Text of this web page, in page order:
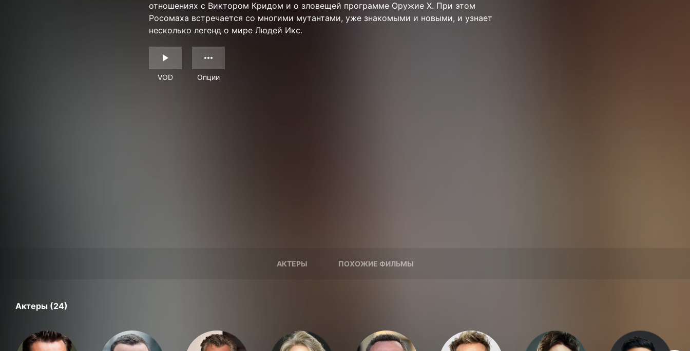
отношениях с Виктором Кридом и о зловещей программе Оружие Х. При этом
Росомаха встречается со многими мутантами, уже знакомыми и новыми, и узнает
несколько легенд о мире Людей Икс.
VOD Опции
АКТЕРЫ ПОХОЖИЕ ФИЛЬМЫ
Актеры (24)